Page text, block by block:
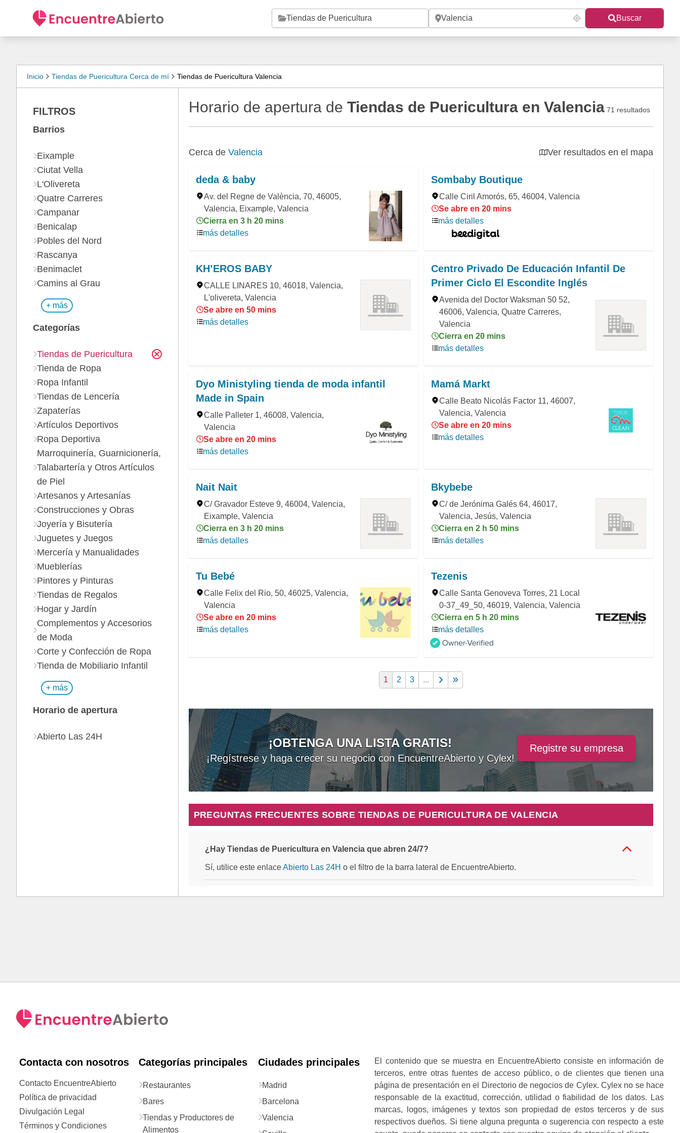
Buscar
Inicio Tiendas de Puericultura Cerca de mí Tiendas de Puericultura Valencia
Horario de apertura de Tiendas de Puericultura en Valencia 71 resultados
Cerca de Valencia Ver resultados en el mapa
deda & baby
Av. del Regne de València, 70, 46005,
Valencia, Eixample, Valencia
Cierra en 3 h 20 mins
más detalles
Sombaby Boutique
Calle Ciril Amorós, 65, 46004, Valencia
Se abre en 20 mins
más detalles
KH’EROS BABY
CALLE LINARES 10, 46018, Valencia,
L'olivereta, Valencia
Se abre en 50 mins
más detalles
Centro Privado De Educación Infantil De
Primer Ciclo El Escondite Inglés
Avenida del Doctor Waksman 50 52,
46006, Valencia, Quatre Carreres,
Valencia
Cierra en 20 mins
más detalles
Dyo Ministyling tienda de moda infantil
Made in Spain
Calle Palleter 1, 46008, Valencia,
Valencia
Se abre en 20 mins
más detalles
Mamá Markt
Calle Beato Nicolás Factor 11, 46007,
Valencia, Valencia
Se abre en 20 mins
más detalles
Nait Nait
C/ Gravador Esteve 9, 46004, Valencia,
Eixample, Valencia
Cierra en 3 h 20 mins
más detalles
Bkybebe
C/ de Jerónima Galés 64, 46017,
Valencia, Jesús, Valencia
Cierra en 2 h 50 mins
más detalles
Tu Bebé
Calle Felix del Rio, 50, 46025, Valencia,
Valencia
Se abre en 20 mins
más detalles
Tezenis
Calle Santa Genoveva Torres, 21 Local
0-37_49_50, 46019, Valencia, Valencia
Cierra en 5 h 20 mins
más detalles
1 2 3 ...
¡OBTENGA UNA LISTA GRATIS!
¡Regístrese y haga crecer su negocio con EncuentreAbierto y Cylex!
Registre su empresa
PREGUNTAS FRECUENTES SOBRE TIENDAS DE PUERICULTURA DE VALENCIA
¿Hay Tiendas de Puericultura en Valencia que abren 24/7?
Sí, utilice este enlace Abierto Las 24H o el filtro de la barra lateral de EncuentreAbierto.
FILTROS
Barrios
Eixample
Ciutat Vella
L'Olivereta
Quatre Carreres
Campanar
Benicalap
Pobles del Nord
Rascanya
Benimaclet
Camins al Grau
+ más
Categorías
Tiendas de Puericultura
Tienda de Ropa
Ropa Infantil
Tiendas de Lencería
Zapaterías
Artículos Deportivos
Ropa Deportiva
Marroquinería, Guarnicionería,
Talabartería y Otros Artículos
de Piel
Artesanos y Artesanías
Construcciones y Obras
Joyería y Bisutería
Juguetes y Juegos
Mercería y Manualidades
Mueblerías
Pintores y Pinturas
Tiendas de Regalos
Hogar y Jardín
Complementos y Accesorios
de Moda
Corte y Confección de Ropa
Tienda de Mobiliario Infantil
+ más
Horario de apertura
Abierto Las 24H
Contacta con nosotros
Contacto EncuentreAbierto
Política de privacidad
Divulgación Legal
Términos y Condiciones
Categorías principales
Restaurantes
Bares
Tiendas y Productores de
Alimentos
Ciudades principales
Madrid
Barcelona
Valencia
El contenido que se muestra en EncuentreAbierto consiste en información de
terceros, entre otras fuentes de acceso público, o de clientes que tienen una
página de presentación en el Directorio de negocios de Cylex. Cylex no se hace
responsable de la exactitud, corrección, utilidad o fiabilidad de los datos. Las
marcas, logos, imágenes y textos son propiedad de estos terceros y de sus
respectivos dueños. Si tiene alguna pregunta o sugerencia con respecto a este